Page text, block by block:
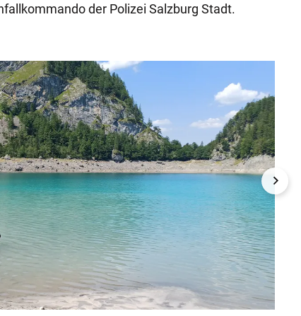
der Polizei Salzburg Stadt.